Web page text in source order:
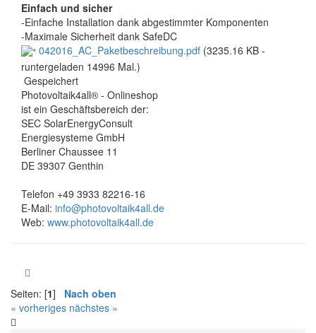
Einfach und sicher
-Einfache Installation dank abgestimmter Komponenten
-Maximale Sicherheit dank SafeDC
042016_AC_Paketbeschreibung.pdf (3235.16 KB -
runtergeladen 14996 Mal.)
Gespeichert
Photovoltaik4all® - Onlineshop
ist ein Geschäftsbereich der:
SEC SolarEnergyConsult
Energiesysteme GmbH
Berliner Chaussee 11
DE 39307 Genthin
Telefon +49 3933 82216-16
E-Mail: info@photovoltaik4all.de
Web: www.photovoltaik4all.de
Seiten: [1] Nach oben
« vorheriges nächstes »